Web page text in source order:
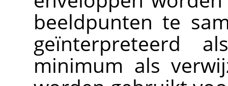
beeldpunten te
geïnterpreteerd
minimum als